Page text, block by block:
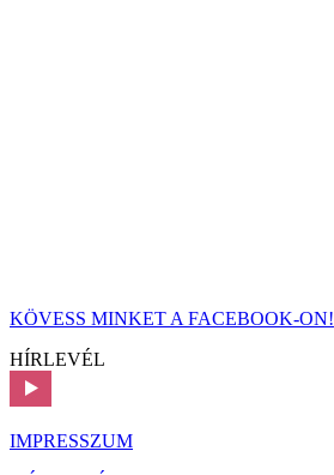
KÖVESS MINKET A FACEBOOK-ON!
HÍRLEVÉL
IMPRESSZUM